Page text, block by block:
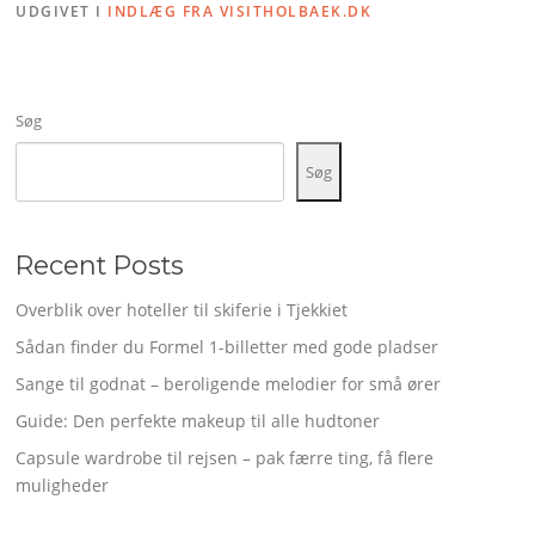
UDGIVET I INDLÆG FRA VISITHOLBAEK.DK
Søg
Søg
Recent Posts
Overblik over hoteller til skiferie i Tjekkiet
Sådan finder du Formel 1-billetter med gode pladser
Sange til godnat – beroligende melodier for små ører
Guide: Den perfekte makeup til alle hudtoner
Capsule wardrobe til rejsen – pak færre ting, få flere
muligheder